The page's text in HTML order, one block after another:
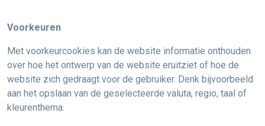
Voorkeuren
Met voorkeurcookies kan de website informatie onthouden
over hoe het ontwerp van de website eruitziet of hoe de
website zich gedraagt voor de gebruiker. Denk bijvoorbeeld
aan het opslaan van de geselecteerde valuta, regio, taal of
kleurenthema.